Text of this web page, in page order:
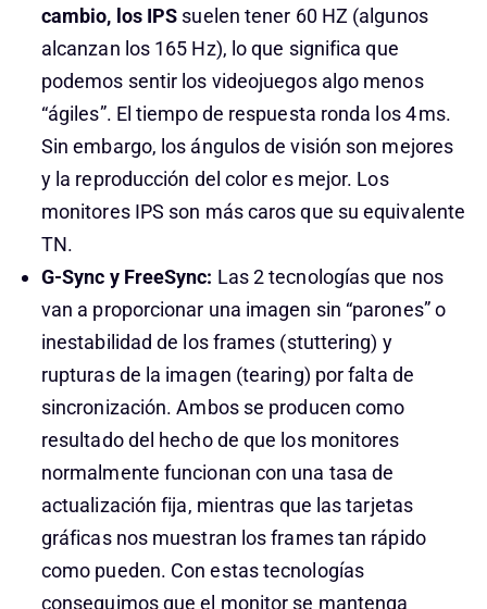
cambio, los IPS suelen tener 60 HZ (algunos
alcanzan los 165 Hz), lo que significa que
podemos sentir los videojuegos algo menos
“ágiles”. El tiempo de respuesta ronda los 4 ms.
Sin embargo, los ángulos de visión son mejores
y la reproducción del color es mejor. Los
monitores IPS son más caros que su equivalente
TN.
G-Sync y FreeSync: Las 2 tecnologías que nos
van a proporcionar una imagen sin “parones” o
inestabilidad de los frames (stuttering) y
rupturas de la imagen (tearing) por falta de
sincronización. Ambos se producen como
resultado del hecho de que los monitores
normalmente funcionan con una tasa de
actualización fija, mientras que las tarjetas
gráficas nos muestran los frames tan rápido
como pueden. Con estas tecnologías
conseguimos que el monitor se mantenga